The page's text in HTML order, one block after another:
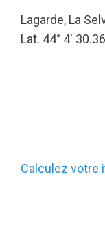
Lagarde, La
Lat. 44° 4′
Calculez votre